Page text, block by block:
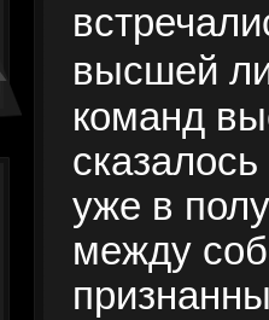
высшей
команд
уже в
между